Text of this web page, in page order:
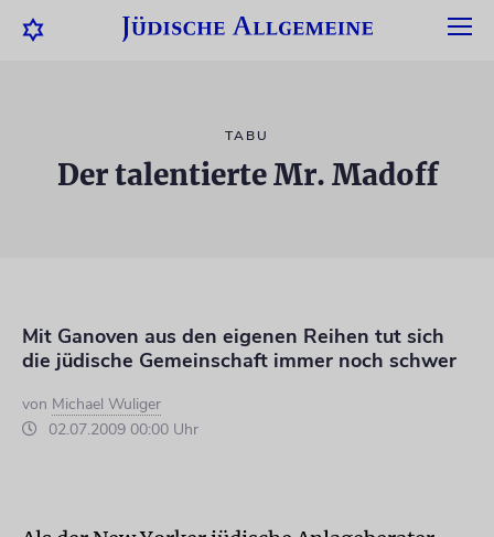
TABU
Der talentierte Mr. Madoff
Mit Ganoven aus den eigenen Reihen tut sich
die jüdische Gemeinschaft immer noch schwer
von Michael Wuliger
02.07.2009 00:00 Uhr